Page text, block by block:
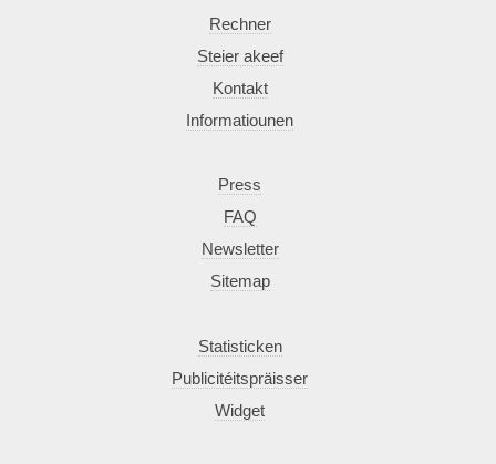
Rechner
Steier akeef
Kontakt
Informatiounen
Press
FAQ
Newsletter
Sitemap
Statisticken
Publicitéitspräisser
Widget